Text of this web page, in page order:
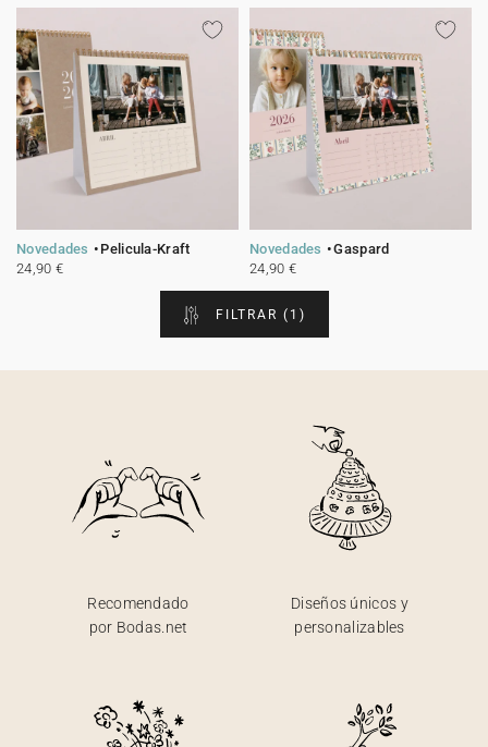
Novedades
Pelicula-Kraft
24,90 €
Novedades
Gaspard
24,90 €
FILTRAR (1)
Recomendado
por Bodas.net
Diseños únicos y
personalizables